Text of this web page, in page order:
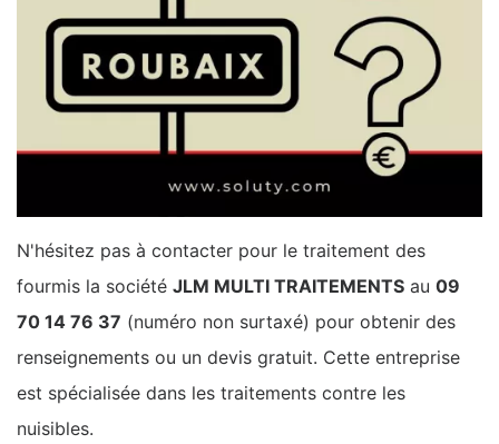
N'hésitez pas à contacter pour le traitement des
fourmis la société JLM MULTI TRAITEMENTS au 09
70 14 76 37 (numéro non surtaxé) pour obtenir des
renseignements ou un devis gratuit. Cette entreprise
est spécialisée dans les traitements contre les
nuisibles.